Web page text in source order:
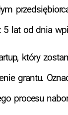
5 lat od dnia
który
grantu.
procesu